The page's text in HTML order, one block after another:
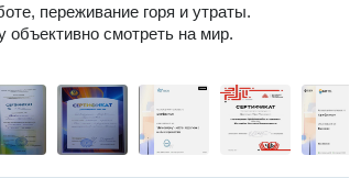
переживание горя и утраты.
объективно смотреть на мир.